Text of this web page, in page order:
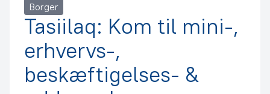
Borger
Tasiilaq: Kom til mini-,
erhvervs-,
beskæftigelses- &